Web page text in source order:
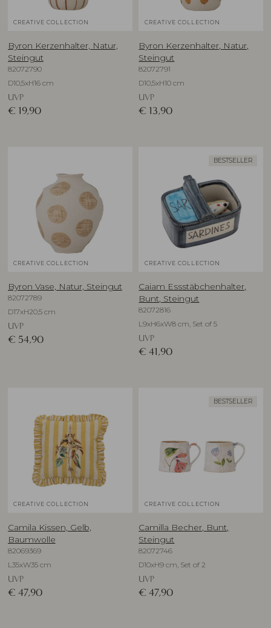
CREATIVE COLLECTION
Byron Kerzenhalter, Natur,
Steingut
82072790
D10,5xH16 cm
UVP
€ 19,90
CREATIVE COLLECTION
Byron Kerzenhalter, Natur,
Steingut
82072791
D10,5xH10 cm
UVP
€ 13,90
CREATIVE COLLECTION
Byron Vase, Natur, Steingut
82072789
D17xH20,5 cm
UVP
€ 54,90
BESTSELLER
CREATIVE COLLECTION
Caiam Essstäbchenhalter,
Bunt, Steingut
82072816
L9xH6xW8 cm, Set of 5
UVP
€ 41,90
CREATIVE COLLECTION
Camila Kissen, Gelb,
Baumwolle
82069369
L35xW35 cm
UVP
€ 47,90
BESTSELLER
CREATIVE COLLECTION
Camilla Becher, Bunt,
Steingut
82072746
D10xH9 cm, Set of 2
UVP
€ 47,90